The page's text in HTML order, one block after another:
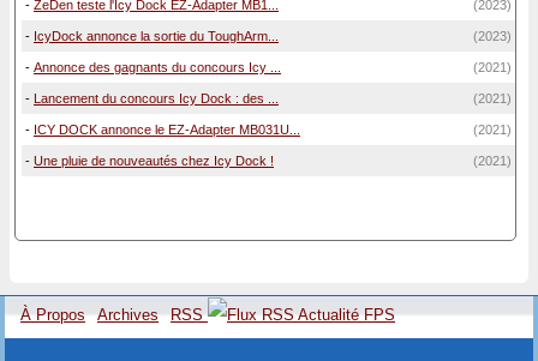
- ZeDen teste l'Icy Dock EZ-Adapter MB1... (2023)
- IcyDock annonce la sortie du ToughArm... (2023)
- Annonce des gagnants du concours Icy ... (2021)
- Lancement du concours Icy Dock : des ... (2021)
- ICY DOCK annonce le EZ-Adapter MB031U... (2021)
- Une pluie de nouveautés chez Icy Dock ! (2021)
À Propos Archives RSS